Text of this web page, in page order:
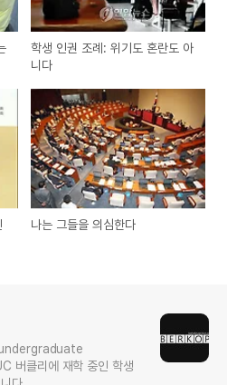
학생 인권 조례: 위기도 혼란도 아
니다
나는 그들을 의심한다
클리에 재학 중인 학생